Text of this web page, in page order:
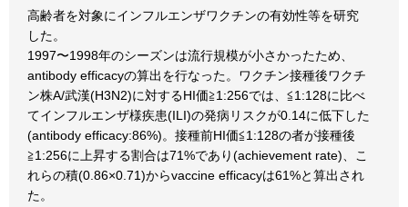
高齢者を対象にインフルエンザワクチンの有効性等を研究
した。
1997〜1998年のシーズンは流行規模が小さかったため、
antibody efficacyの算出を行なった。ワクチン接種後ワクチ
ン株A/武漢(H3N2)に対するHI価≧1:256では、≦1:128に比べ
てインフルエンザ様疾患(ILI)の発病リスクが0.14に低下した
(antibody efficacy:86%)。接種前HI価≦1:128の者が接種後
≧1:256に上昇する割合は71%であり(achievement rate)、こ
れらの積(0.86×0.71)からvaccine efficacyは61%と算出され
た。